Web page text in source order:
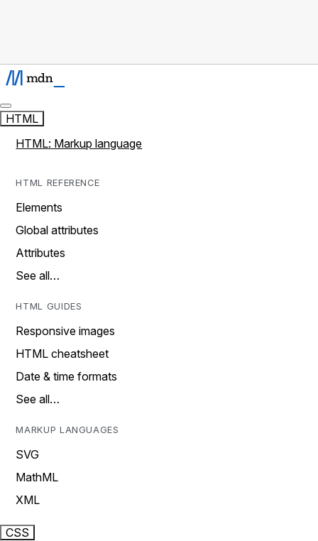
HTML
HTML: Markup language
HTML REFERENCE
Elements
Global attributes
Attributes
See all…
HTML GUIDES
Responsive images
HTML cheatsheet
Date & time formats
See all…
MARKUP LANGUAGES
SVG
MathML
XML
CSS